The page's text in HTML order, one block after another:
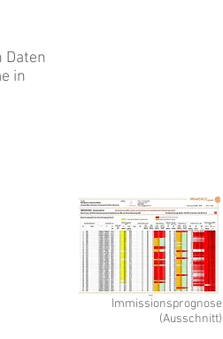
Daten
in
Immissionsprognose
(Ausschnitt)